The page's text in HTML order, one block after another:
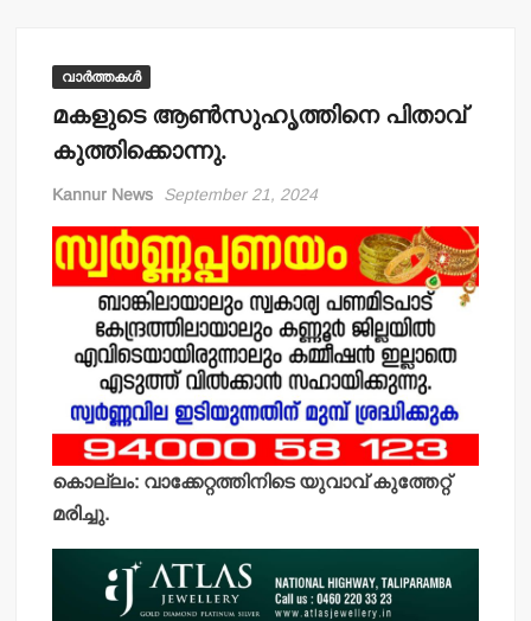
വാർത്തകൾ
മകളുടെ ആണ്‍സുഹൃത്തിനെ പിതാവ്
കുത്തിക്കൊന്നു.
Kannur News September 21, 2024
കൊല്ലം: വാക്കേറ്റത്തിനിടെ യുവാവ് കുത്തേറ്റ്
മരിച്ചു.